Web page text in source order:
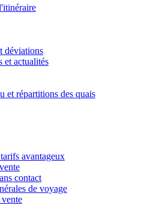
déviations
et actualités
et répartitions des quais
avantageux
contact
de voyage